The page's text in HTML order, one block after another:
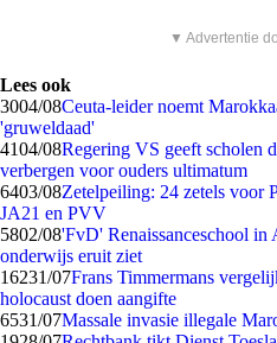
▼ Advertentie
Lees ook
3004/08Ceuta-leider noemt
'gruweldaad'
4104/08Regering VS geeft scholen
verbergen voor ouders ultimatum
6403/08Zetelpeiling: 24 zetels voor
JA21 en PVV
5802/08'FvD' Renaissanceschool
onderwijs eruit ziet
16231/07Frans Timmermans
holocaust doen aangifte
6531/07Massale invasie illegale